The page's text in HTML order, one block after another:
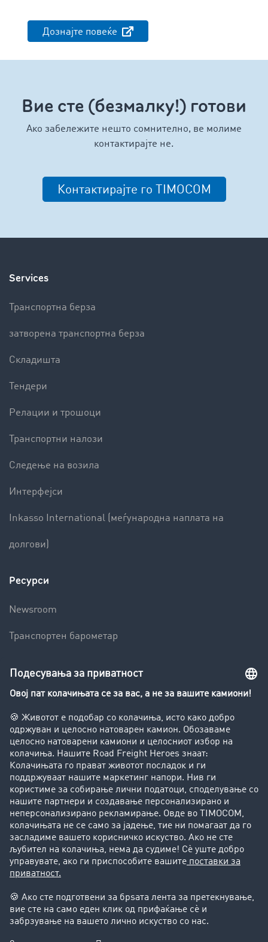
Дознајте повеќе
Вие сте (безмалку!) готови
Ако забележите нешто сомнително, ве молиме
контактирајте не.
Контактирајте го TIMOCOM
Services
Транспортна берза
затворена транспортна берза
Складишта
Тендери
Релации и трошоци
Транспортни налози
Следење на возила
Интерфејси
Inkasso International (меѓународна наплата на
долгови)
Ресурси
Newsroom
Транспортен барометар
Увид во транспортната берза
Забрани за возење на камиони
Фирма
Преку клиенти до нови клиенти
Успешни приказни
Поддршка
Поддршка
Правни прашања
Импресум